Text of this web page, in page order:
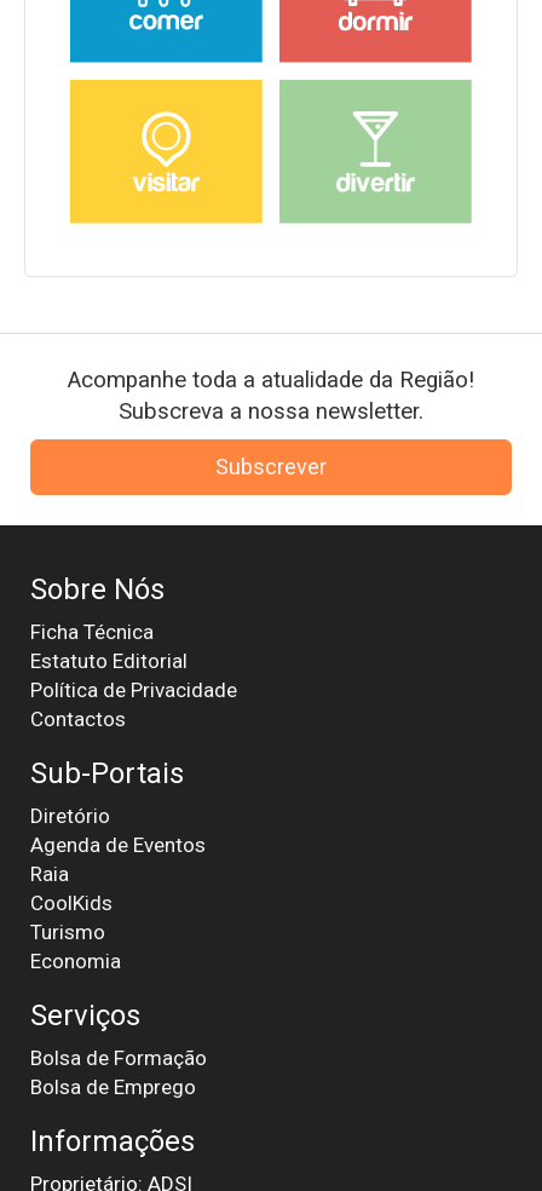
Acompanhe toda a atualidade da Região!
Subscreva a nossa newsletter.
Subscrever
Sobre Nós
Ficha Técnica
Estatuto Editorial
Política de Privacidade
Contactos
Sub-Portais
Diretório
Agenda de Eventos
Raia
CoolKids
Turismo
Economia
Serviços
Bolsa de Formação
Bolsa de Emprego
Informações
Proprietário: ADSI